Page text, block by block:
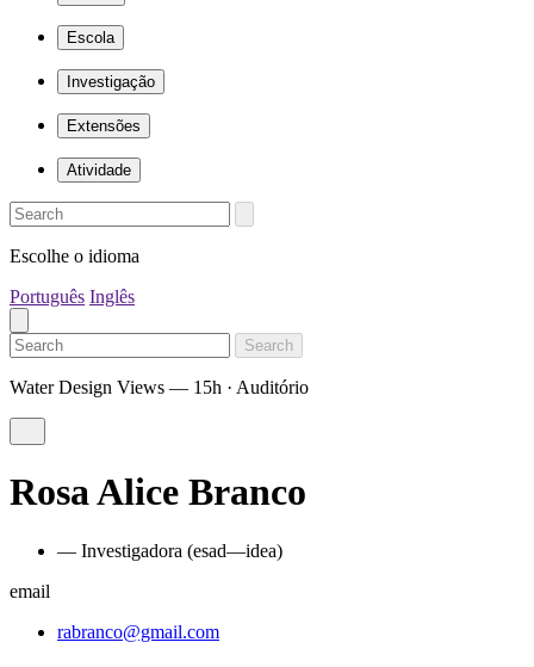
Escola
Investigação
Extensões
Atividade
Escolhe o idioma
Português Inglês
Search
Water Design Views — 15h · Auditório
Rosa Alice Branco
— Investigadora (esad—idea)
email
rabranco@gmail.com